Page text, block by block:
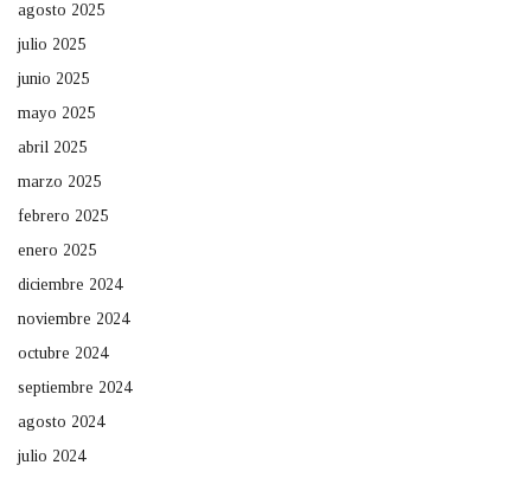
agosto 2025
julio 2025
junio 2025
mayo 2025
abril 2025
marzo 2025
febrero 2025
enero 2025
diciembre 2024
noviembre 2024
octubre 2024
septiembre 2024
agosto 2024
julio 2024